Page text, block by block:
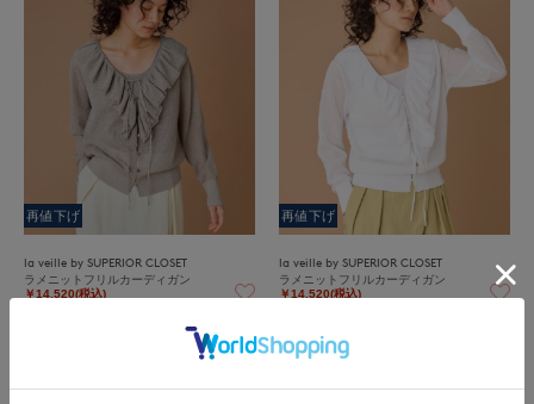
再値下げ
la veille by SUPERIOR CLOSET
ラメニットフリルカーディガン
￥14,520(税込)
再値下げ
la veille by SUPERIOR CLOSET
ラメニットフリルカーディガン
￥14,520(税込)
60%
OFF